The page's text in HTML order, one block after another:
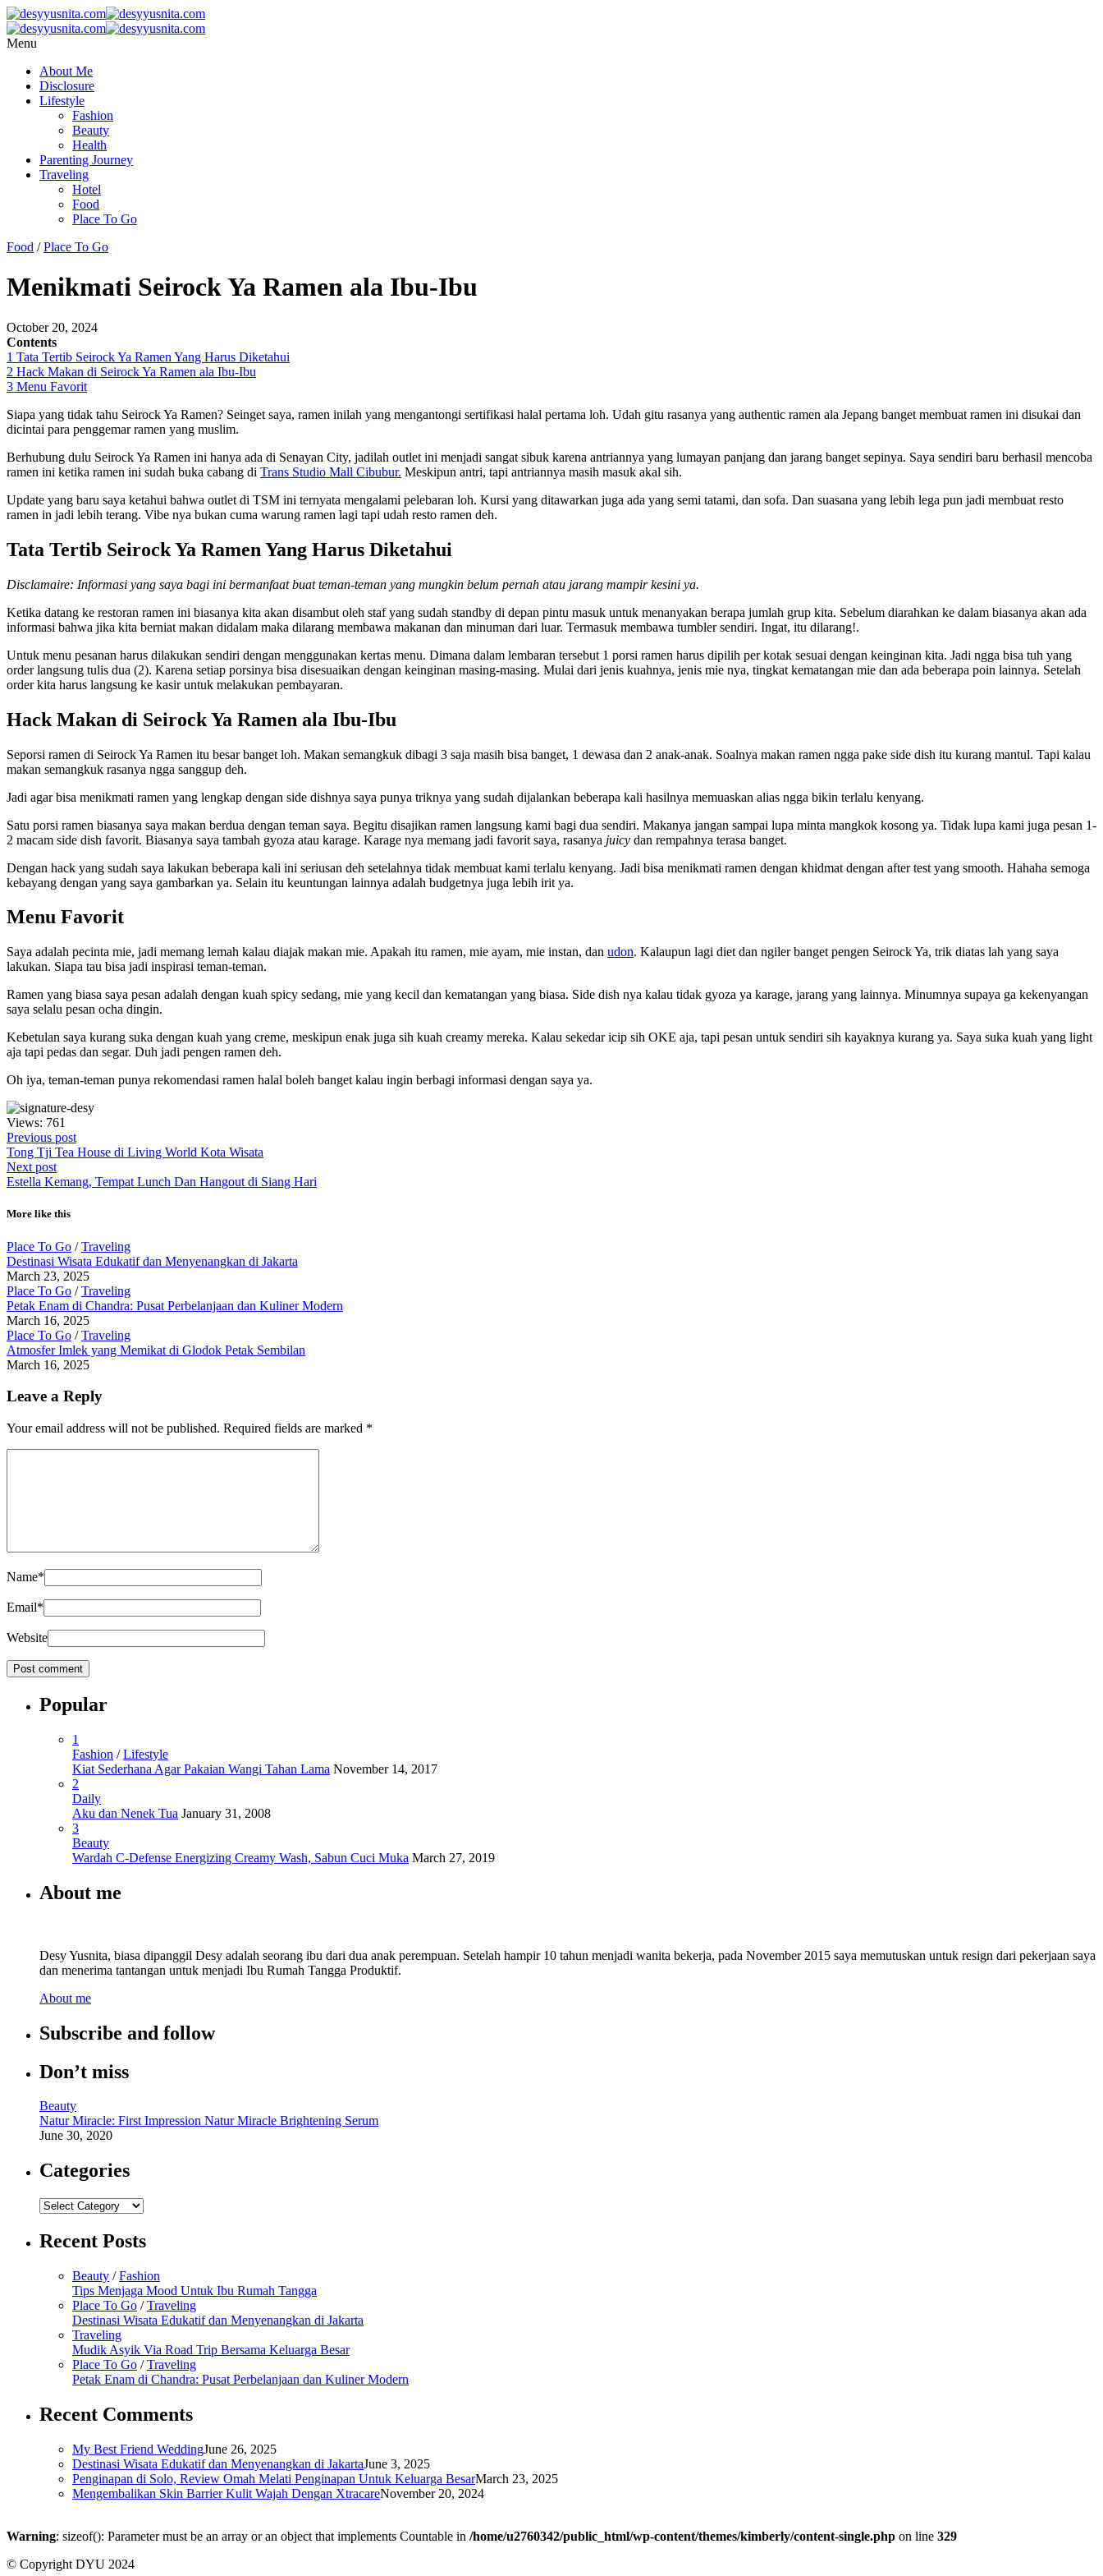
Menu
About Me
Disclosure
Lifestyle
Fashion
Beauty
Health
Parenting Journey
Traveling
Hotel
Food
Place To Go
Food /Place To Go
Menikmati Seirock Ya Ramen ala Ibu-Ibu
October 20, 2024
Contents
1 Tata Tertib Seirock Ya Ramen Yang Harus Diketahui
2 Hack Makan di Seirock Ya Ramen ala Ibu-Ibu
3 Menu Favorit
Siapa yang tidak tahu Seirock Ya Ramen? Seinget saya, ramen inilah yang mengantongi sertifikasi halal pertama loh. Udah gitu rasanya yang authentic ramen ala Jepang banget membuat ramen ini disukai dan
dicintai para penggemar ramen yang muslim.
Berhubung dulu Seirock Ya Ramen ini hanya ada di Senayan City, jadilah outlet ini menjadi sangat sibuk karena antriannya yang lumayan panjang dan jarang banget sepinya. Saya sendiri baru berhasil mencoba
ramen ini ketika ramen ini sudah buka cabang di Trans Studio Mall Cibubur. Meskipun antri, tapi antriannya masih masuk akal sih.
Update yang baru saya ketahui bahwa outlet di TSM ini ternyata mengalami pelebaran loh. Kursi yang ditawarkan juga ada yang semi tatami, dan sofa. Dan suasana yang lebih lega pun jadi membuat resto
ramen in jadi lebih terang. Vibe nya bukan cuma warung ramen lagi tapi udah resto ramen deh.
Tata Tertib Seirock Ya Ramen Yang Harus Diketahui
Disclamaire: Informasi yang saya bagi ini bermanfaat buat teman-teman yang mungkin belum pernah atau jarang mampir kesini ya.
Ketika datang ke restoran ramen ini biasanya kita akan disambut oleh staf yang sudah standby di depan pintu masuk untuk menanyakan berapa jumlah grup kita. Sebelum diarahkan ke dalam biasanya akan ada
informasi bahwa jika kita berniat makan didalam maka dilarang membawa makanan dan minuman dari luar. Termasuk membawa tumbler sendiri. Ingat, itu dilarang!.
Untuk menu pesanan harus dilakukan sendiri dengan menggunakan kertas menu. Dimana dalam lembaran tersebut 1 porsi ramen harus dipilih per kotak sesuai dengan keinginan kita. Jadi ngga bisa tuh yang
order langsung tulis dua (2). Karena setiap porsinya bisa disesuaikan dengan keinginan masing-masing. Mulai dari jenis kuahnya, jenis mie nya, tingkat kematangan mie dan ada beberapa poin lainnya. Setelah
order kita harus langsung ke kasir untuk melakukan pembayaran.
Hack Makan di Seirock Ya Ramen ala Ibu-Ibu
Seporsi ramen di Seirock Ya Ramen itu besar banget loh. Makan semangkuk dibagi 3 saja masih bisa banget, 1 dewasa dan 2 anak-anak. Soalnya makan ramen ngga pake side dish itu kurang mantul. Tapi kalau
makan semangkuk rasanya ngga sanggup deh.
Jadi agar bisa menikmati ramen yang lengkap dengan side dishnya saya punya triknya yang sudah dijalankan beberapa kali hasilnya memuaskan alias ngga bikin terlalu kenyang.
Satu porsi ramen biasanya saya makan berdua dengan teman saya. Begitu disajikan ramen langsung kami bagi dua sendiri. Makanya jangan sampai lupa minta mangkok kosong ya. Tidak lupa kami juga pesan 1-
2 macam side dish favorit. Biasanya saya tambah gyoza atau karage. Karage nya memang jadi favorit saya, rasanya juicy dan rempahnya terasa banget.
Dengan hack yang sudah saya lakukan beberapa kali ini seriusan deh setelahnya tidak membuat kami terlalu kenyang. Jadi bisa menikmati ramen dengan khidmat dengan after test yang smooth. Hahaha semoga
kebayang dengan yang saya gambarkan ya. Selain itu keuntungan lainnya adalah budgetnya juga lebih irit ya.
Menu Favorit
Saya adalah pecinta mie, jadi memang lemah kalau diajak makan mie. Apakah itu ramen, mie ayam, mie instan, dan udon. Kalaupun lagi diet dan ngiler banget pengen Seirock Ya, trik diatas lah yang saya
lakukan. Siapa tau bisa jadi inspirasi teman-teman.
Ramen yang biasa saya pesan adalah dengan kuah spicy sedang, mie yang kecil dan kematangan yang biasa. Side dish nya kalau tidak gyoza ya karage, jarang yang lainnya. Minumnya supaya ga kekenyangan
saya selalu pesan ocha dingin.
Kebetulan saya kurang suka dengan kuah yang creme, meskipun enak juga sih kuah creamy mereka. Kalau sekedar icip sih OKE aja, tapi pesan untuk sendiri sih kayaknya kurang ya. Saya suka kuah yang light
aja tapi pedas dan segar. Duh jadi pengen ramen deh.
Oh iya, teman-teman punya rekomendasi ramen halal boleh banget kalau ingin berbagi informasi dengan saya ya.
Views: 761
Previous post
Tong Tji Tea House di Living World Kota Wisata
Next post
Estella Kemang, Tempat Lunch Dan Hangout di Siang Hari
More like this
Place To Go /Traveling
Destinasi Wisata Edukatif dan Menyenangkan di Jakarta
March 23, 2025
Place To Go /Traveling
Petak Enam di Chandra: Pusat Perbelanjaan dan Kuliner Modern
March 16, 2025
Place To Go /Traveling
Atmosfer Imlek yang Memikat di Glodok Petak Sembilan
March 16, 2025
Leave a Reply
Your email address will not be published. Required fields are marked *
Name*
Email*
Website
Popular
1
Fashion /Lifestyle
Kiat Sederhana Agar Pakaian Wangi Tahan Lama November 14, 2017
2
Daily
Aku dan Nenek Tua January 31, 2008
3
Beauty
Wardah C-Defense Energizing Creamy Wash, Sabun Cuci Muka March 27, 2019
About me
Desy Yusnita, biasa dipanggil Desy adalah seorang ibu dari dua anak perempuan. Setelah hampir 10 tahun menjadi wanita bekerja, pada November 2015 saya memutuskan untuk resign dari pekerjaan saya
dan menerima tantangan untuk menjadi Ibu Rumah Tangga Produktif.
About me
Subscribe and follow
Don’t miss
Beauty
Natur Miracle: First Impression Natur Miracle Brightening Serum
June 30, 2020
Categories
Categories
Recent Posts
Beauty /Fashion
Tips Menjaga Mood Untuk Ibu Rumah Tangga
Place To Go /Traveling
Destinasi Wisata Edukatif dan Menyenangkan di Jakarta
Traveling
Mudik Asyik Via Road Trip Bersama Keluarga Besar
Place To Go /Traveling
Petak Enam di Chandra: Pusat Perbelanjaan dan Kuliner Modern
Recent Comments
My Best Friend WeddingJune 26, 2025
Destinasi Wisata Edukatif dan Menyenangkan di JakartaJune 3, 2025
Penginapan di Solo, Review Omah Melati Penginapan Untuk Keluarga BesarMarch 23, 2025
Mengembalikan Skin Barrier Kulit Wajah Dengan XtracareNovember 20, 2024
Warning: sizeof(): Parameter must be an array or an object that implements Countable in /home/u2760342/public_html/wp-content/themes/kimberly/content-single.php on line 329
© Copyright DYU 2024